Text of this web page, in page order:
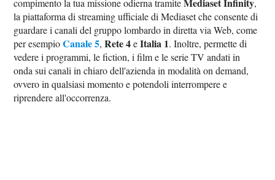
compimento la tua missione odierna tramiteMediaset Infinity,
la piattaforma di streaming ufficiale di Mediaset che consente di
guardare i canali del gruppo lombardo in diretta via Web, come
per esempioCanale 5,Rete 4eItalia 1. Inoltre, permette di
vedere i programmi, le fiction, i film e le serie TV andati in
onda sui canali in chiaro dell'azienda in modalità on demand,
ovvero in qualsiasi momento e potendoli interrompere e
riprendere all'occorrenza.